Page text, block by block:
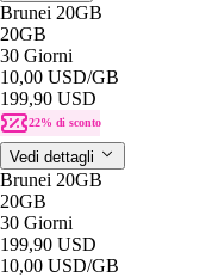
Brunei 20GB
20GB
30 Giorni
10,00 USD/GB
199,90 USD
22% di sconto
Vedi dettagli
Brunei 20GB
20GB
30 Giorni
199,90 USD
10,00 USD/GB